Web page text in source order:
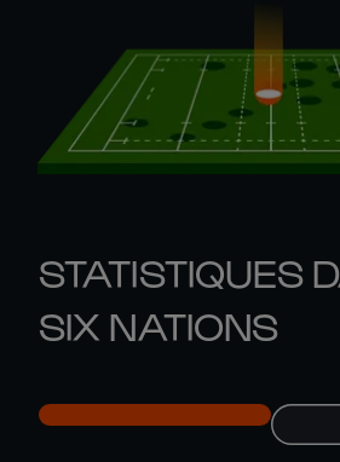
STATISTIQUES
SIX NATIONS